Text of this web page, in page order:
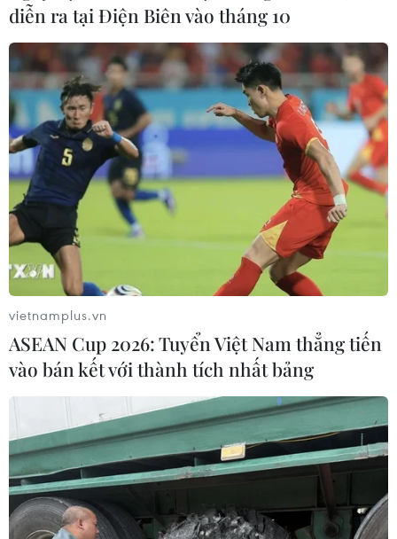
gia, tổ chức quốc tế liên quan tăng cường bảo vệ
các loài chim hoang dã, di cư và đường bay
xuyên biên giới, các vùng chim di cư quan
trọng và điểm dừng chân của chúng tại Việt
Nam./.
(Vietnam+)
#Đa dạng sinh học
#Nguồn gen quý hiếm
#Động vật hoang dã
#Bảo tồn thiên nhiên
diễn ra tại Điện Biên vào tháng 10
vietnamplus.vn
ASEAN Cup 2026: Tuyển Việt Nam thẳng tiến
vào bán kết với thành tích nhất bảng